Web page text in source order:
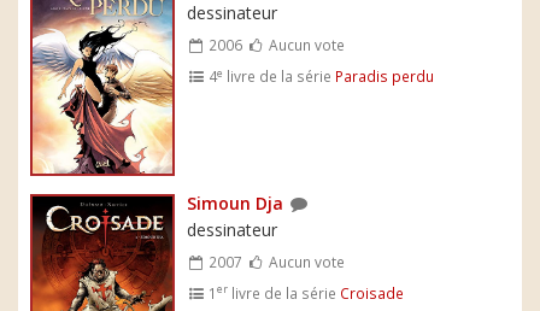
dessinateur
2006
Aucun vote
4e livre de la série Paradis perdu
Simoun Dja
dessinateur
2007
Aucun vote
1er livre de la série Croisade